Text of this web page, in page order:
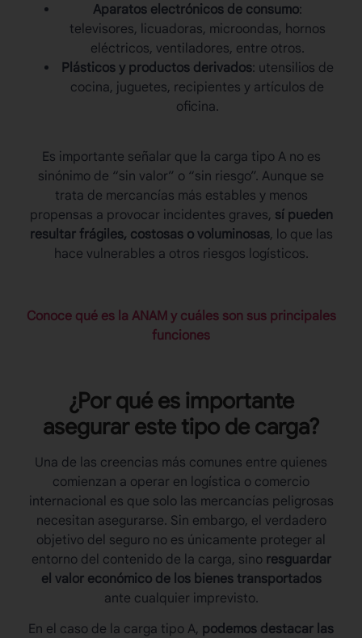
Aparatos electrónicos de consumo:
televisores, licuadoras, microondas, hornos
eléctricos, ventiladores, entre otros.
Plásticos y productos derivados: utensilios de
cocina, juguetes, recipientes y artículos de
oficina.
Es importante señalar que la carga tipo Ano es
sinónimo de “sin valor” o “sin riesgo”. Aunque se
trata de mercancías más estables y menos
propensas a provocar incidentes graves, sí pueden
resultar frágiles, costosas o voluminosas, lo que las
hace vulnerables a otros riesgos logísticos.
Conoce qué es la ANAM y cuáles son sus principales
funciones
¿Por qué es importante
asegurar este tipo de carga?
Una de las creencias más comunes entre quienes
comienzan a operar en logística o comercio
internacional es que solo las mercancías peligrosas
necesitan asegurarse. Sin embargo, el verdadero
objetivo del seguro no es únicamente proteger al
entorno del contenido de la carga, sino resguardar
el valor económico de los bienes transportados
ante cualquier imprevisto.
En el caso de la carga tipo A, podemos destacar las